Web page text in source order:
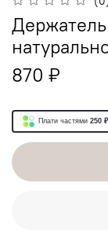
870 ₽
Плати частями 250 ₽